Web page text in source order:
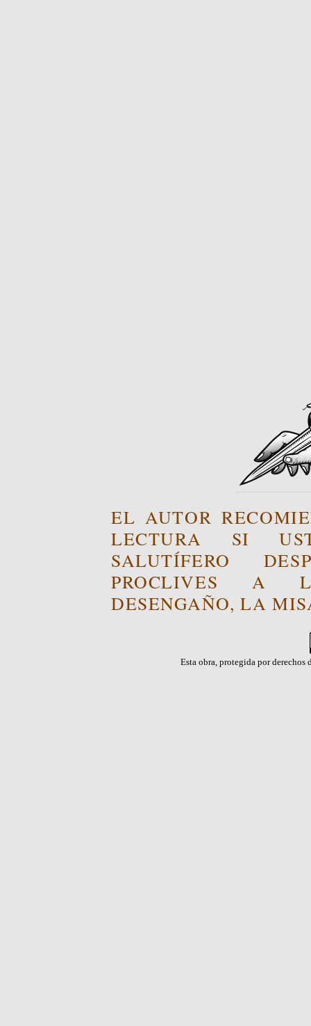
EL AUTOR
LECTURA SI
SALUTÍFERO
PROCLIVES A
DESENGAÑO, LA
Esta obra, protegida por derechos